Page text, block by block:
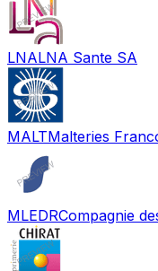
LNALNA Sante SA
MALTMalteries
MLEDRCompagnie